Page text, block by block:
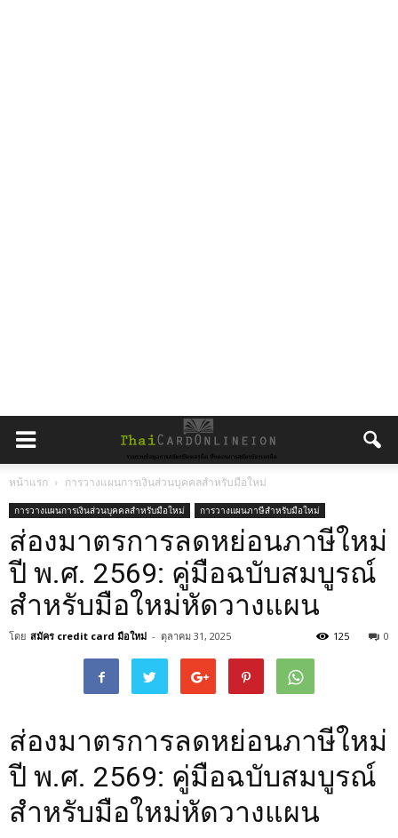
หน้าแรก การวางแผนการเงินส่วนบุคคลสำหรับมือใหม่
การวางแผนการเงินส่วนบุคคลสำหรับมือใหม่ การวางแผนภาษีสำหรับมือใหม่
ส่องมาตรการลดหย่อนภาษีใหม่
ปี พ.ศ. 2569: คู่มือฉบับสมบูรณ์
สำหรับมือใหม่หัดวางแผน
โดย สมัคร credit card มือใหม่ - ตุลาคม 31, 2025 0
125
ส่องมาตรการลดหย่อนภาษีใหม่
ปี พ.ศ. 2569: คู่มือฉบับสมบูรณ์
สำหรับมือใหม่หัดวางแผน